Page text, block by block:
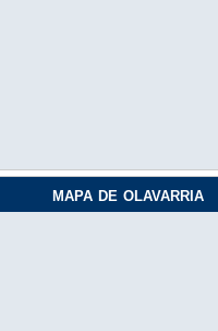
Carlos 277
mapa de olavarria